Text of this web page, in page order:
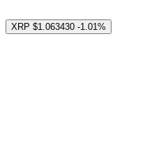
XRP $1.063430 -1.01%